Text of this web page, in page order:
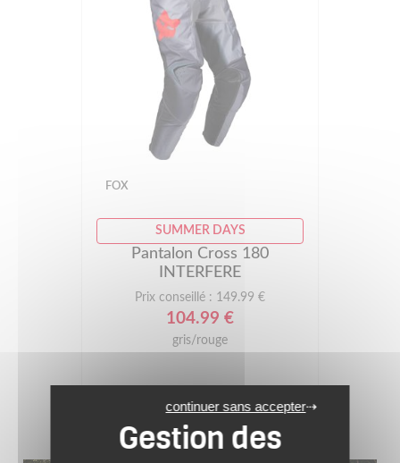
FOX
SUMMER DAYS
Pantalon Cross 180
INTERFERE
Prix conseillé : 149.99 €
104.99 €
gris/rouge
continuer sans accepter